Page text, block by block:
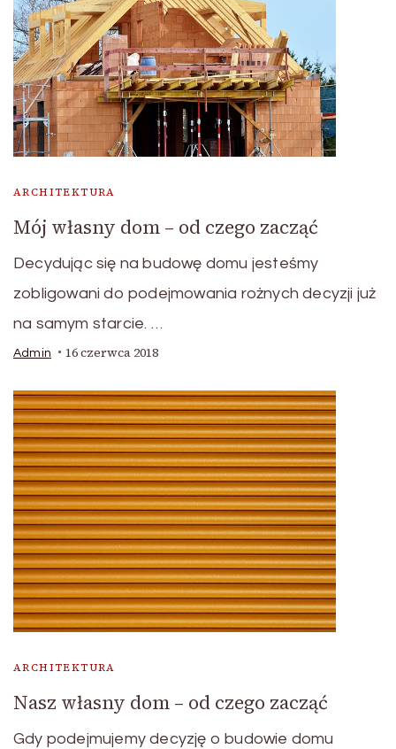
ARCHITEKTURA
Mój własny dom – od czego zacząć
Decydując się na budowę domu jesteśmy
zobligowani do podejmowania rożnych decyzji już
na samym starcie. …
Admin 16 czerwca 2018
ARCHITEKTURA
Nasz własny dom – od czego zacząć
Gdy podejmujemy decyzję o budowie domu